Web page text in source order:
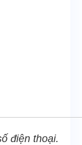
điện thoại.